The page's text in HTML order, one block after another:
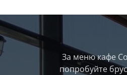
За меню кафе
попробуйте